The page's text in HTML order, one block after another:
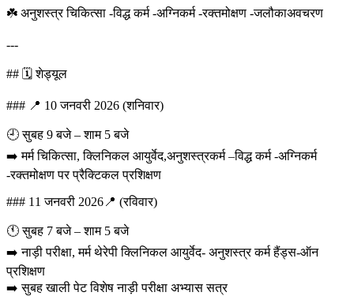
☘️ अनुशस्त्र चिकित्सा -विद्ध कर्म -अग्निकर्म -रक्तमोक्षण -जलौकाअवचरण
---
## 🗓️ शेड्यूल
### 📍 10 जनवरी 2026 (शनिवार)
🕘 सुबह 9 बजे – शाम 5 बजे
➡️ मर्म चिकित्सा, क्लिनिकल आयुर्वेद,अनुशस्त्रकर्म –विद्ध कर्म -अग्निकर्म
-रक्तमोक्षण पर प्रैक्टिकल प्रशिक्षण
### 11 जनवरी 2026📍 (रविवार)
🕚 सुबह 7 बजे – शाम 5 बजे
➡️ नाड़ी परीक्षा, मर्म थेरेपी क्लिनिकल आयुर्वेद- अनुशस्त्र कर्म हैंड्स-ऑन
प्रशिक्षण
➡️ सुबह खाली पेट विशेष नाड़ी परीक्षा अभ्यास सत्र